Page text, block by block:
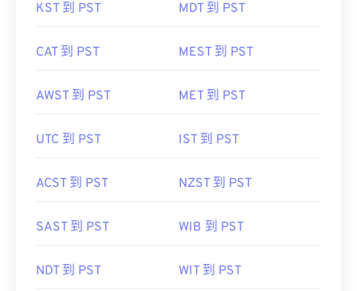
KST 到 PST MDT 到 PST
CAT 到 PST MEST 到 PST
AWST 到 PST MET 到 PST
UTC 到 PST IST 到 PST
ACST 到 PST NZST 到 PST
SAST 到 PST WIB 到 PST
NDT 到 PST WIT 到 PST